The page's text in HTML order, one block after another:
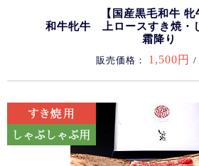
【国産黒毛和牛 牝
和牛牝牛 上ロースすき焼・
霜降り
販売価格： 1,500円 /